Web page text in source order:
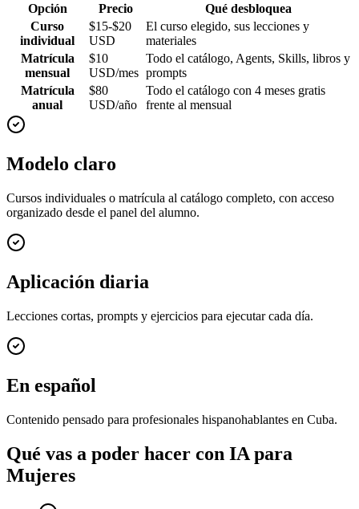
Opción
Precio
Qué desbloquea
Curso
individual
$15-$20
USD
El curso elegido, sus lecciones y
materiales
Matrícula
mensual
$10
USD/mes
Todo el catálogo, Agents, Skills, libros y
prompts
Matrícula
anual
$80
USD/año
Todo el catálogo con 4 meses gratis
frente al mensual
Modelo claro
Cursos individuales o matrícula al catálogo completo, con acceso
organizado desde el panel del alumno.
Aplicación diaria
Lecciones cortas, prompts y ejercicios para ejecutar cada día.
En español
Contenido pensado para profesionales hispanohablantes en Cuba.
Qué vas a poder hacer con IA para
Mujeres